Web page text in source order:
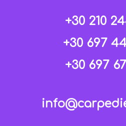
+30 210
+30 697
+30 697